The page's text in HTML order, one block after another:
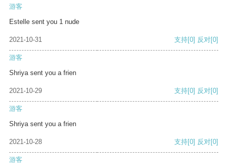
游客
Estelle sent you 1 nude
2021-10-31 支持[0] 反对[0]
游客
Shriya sent you a frien
2021-10-29 支持[0] 反对[0]
游客
Shriya sent you a frien
2021-10-28 支持[0] 反对[0]
游客